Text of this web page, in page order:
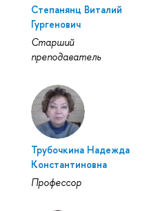
Степанянц Виталий
Гургенович
Старший
преподаватель
Трубочкина Надежда
Константиновна
Профессор